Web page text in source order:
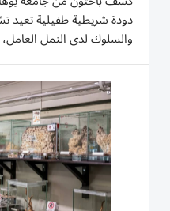
دودة شريطية طفيلية تعيد
والسلوك لدى النمل
عشرة أضعاف، وتمنحه
التي تتمتع بها الملكات.
الجامعة والباحثة...